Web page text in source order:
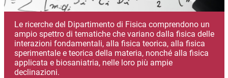
Le ricerche del Dipartimento di Fisica comprendono un
ampio spettro di tematiche che variano dalla fisica delle
interazioni fondamentali, alla fisica teorica, alla fisica
sperimentale e teorica della materia, nonché alla fisica
applicata e biosaniatria, nelle loro più ampie
declinazioni.